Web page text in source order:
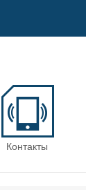
Контакты